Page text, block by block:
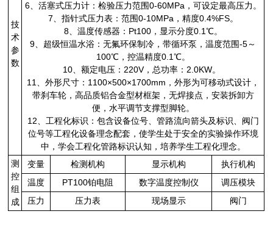
技
术
参
数
6、活塞式压力计：检验压力范围0-60MPa，可设定最高压力。
7、指针式压力表：范围0-10MPa，精度0.4%FS。
8、温度传感器：Pt100，显示分度0.1℃。
9、超级恒温水浴：无氟环保制冷，带循环泵，温度范围-5～
100℃，控温精度0.1℃。
10、额定电压：220V，总功率：2.0KW。
11、外形尺寸：1100×500×1700mm，外形为可移动式设计，
带刹车轮，高品质铝合金型材框架，无焊接点，安装拆卸方
便，水平调节支撑型脚轮。
12、工程化标识：包含设备位号、管路流向箭头及标识、阀门
位号等工程化设备理念配套，使学生处于安全的实验操作环境
中，学会工程化管路标识认知，培养学生工程化理念。
测
控
组
成
变量 检测机构 显示机构
执行机构
温度
PT100铂电阻 数字温度控制仪
调压模块
压力
压力表 现场显示 阀门